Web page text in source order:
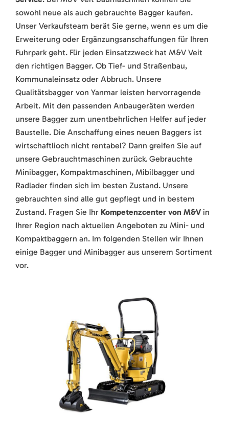
sowohl neue als auch gebrauchte Bagger kaufen.
Unser Verkaufsteam berät Sie gerne, wenn es um die
Erweiterung oder Ergänzungsanschaffungen für Ihren
Fuhrpark geht. Für jeden Einsatzzweck hat M&V Veit
den richtigen Bagger. Ob Tief- und Straßenbau,
Kommunaleinsatz oder Abbruch. Unsere
Qualitätsbagger von Yanmar leisten hervorragende
Arbeit. Mit den passenden Anbaugeräten werden
unsere Bagger zum unentbehrlichen Helfer auf jeder
Baustelle. Die Anschaffung eines neuen Baggers ist
wirtschaftlioch nicht rentabel? Dann greifen Sie auf
unsere Gebrauchtmaschinen zurück. Gebrauchte
Minibagger, Kompaktmaschinen, Mibilbagger und
Radlader finden sich im besten Zustand. Unsere
gebrauchten sind alle gut gepflegt und in bestem
Zustand. Fragen Sie Ihr Kompetenzcenter von M&V in
Ihrer Region nach aktuellen Angeboten zu Mini- und
Kompaktbaggern an. Im folgenden Stellen wir Ihnen
einige Bagger und Minibagger aus unserem Sortiment
vor.